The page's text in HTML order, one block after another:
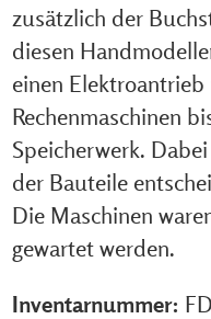
zusätzlich der
diesen
einen
Rechenmaschinen
Speicherwerk.
der Bauteile
Die Maschinen
gewartet werden.
Inventarnummer: